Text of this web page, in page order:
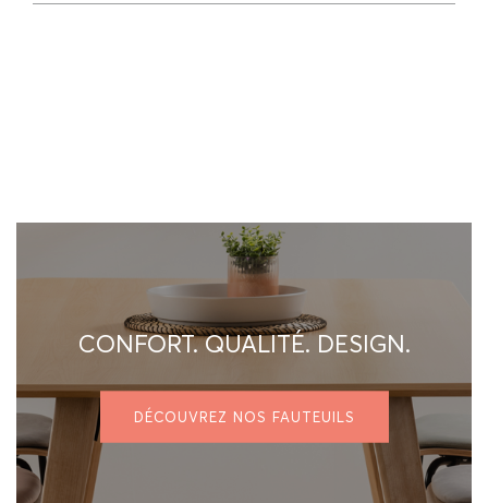
CONFORT. QUALITÉ. DESIGN.
DÉCOUVREZ NOS FAUTEUILS